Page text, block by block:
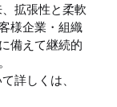
拡張性と柔軟
様企業・組織
備えて継続的
詳しくは、